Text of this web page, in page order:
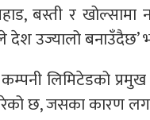
बस्ती र
उज्यालो बनाउँदैछ’
लिमिटेडको
छ, जसका कारण